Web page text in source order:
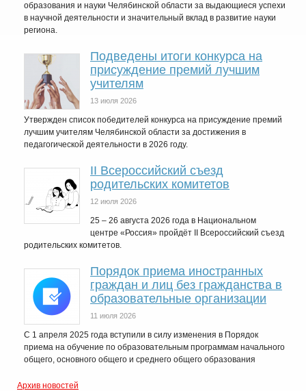
образования и науки Челябинской области за выдающиеся успехи
в научной деятельности и значительный вклад в развитие науки
региона.
Подведены итоги конкурса на
присуждение премий лучшим
учителям
13 июля 2026
Утвержден список победителей конкурса на присуждение премий
лучшим учителям Челябинской области за достижения в
педагогической деятельности в 2026 году.
II Всероссийский съезд
родительских комитетов
12 июля 2026
25 – 26 августа 2026 года в Национальном
центре «Россия» пройдёт II Всероссийский съезд
родительских комитетов.
Порядок приема иностранных
граждан и лиц без гражданства в
образовательные организации
11 июля 2026
С 1 апреля 2025 года вступили в силу изменения в Порядок
приема на обучение по образовательным программам начального
общего, основного общего и среднего общего образования
Архив новостей